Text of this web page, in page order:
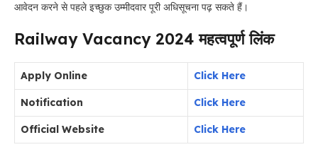
आवेदन करने से पहले इच्छुक उम्मीदवार पूरी अधिसूचना पढ़ सकते हैं।
Railway Vacancy 2024 महत्वपूर्ण लिंक
Apply Online Click Here
Notification Click Here
Official Website Click Here